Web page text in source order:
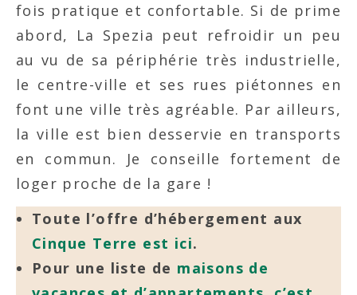
fois pratique et confortable. Si de prime
abord, La Spezia peut refroidir un peu
au vu de sa périphérie très industrielle,
le centre-ville et ses rues piétonnes en
font une ville très agréable. Par ailleurs,
la ville est bien desservie en transports
en commun. Je conseille fortement de
loger proche de la gare !
Toute l’offre d’hébergement aux
Cinque Terre est ici.
Pour une liste de maisons de